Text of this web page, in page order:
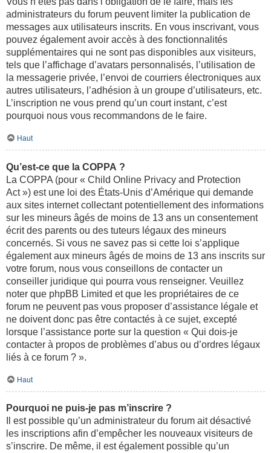
administrateurs du forum peuvent limiter la publication de
messages aux utilisateurs inscrits. En vous inscrivant, vous
pouvez également avoir accès à des fonctionnalités
supplémentaires qui ne sont pas disponibles aux visiteurs,
tels que l’affichage d’avatars personnalisés, l’utilisation de
la messagerie privée, l’envoi de courriers électroniques aux
autres utilisateurs, l’adhésion à un groupe d’utilisateurs, etc.
L’inscription ne vous prend qu’un court instant, c’est
pourquoi nous vous recommandons de le faire.
Haut
Qu’est-ce que la COPPA ?
La COPPA (pour « Child Online Privacy and Protection
Act ») est une loi des États-Unis d’Amérique qui demande
aux sites internet collectant potentiellement des informations
sur les mineurs âgés de moins de 13 ans un consentement
écrit des parents ou des tuteurs légaux des mineurs
concernés. Si vous ne savez pas si cette loi s’applique
également aux mineurs âgés de moins de 13 ans inscrits sur
votre forum, nous vous conseillons de contacter un
conseiller juridique qui pourra vous renseigner. Veuillez
noter que phpBB Limited et que les propriétaires de ce
forum ne peuvent pas vous proposer d’assistance légale et
ne doivent donc pas être contactés à ce sujet, excepté
lorsque l’assistance porte sur la question « Qui dois-je
contacter à propos de problèmes d’abus ou d’ordres légaux
liés à ce forum ? ».
Haut
Pourquoi ne puis-je pas m’inscrire ?
Il est possible qu’un administrateur du forum ait désactivé
les inscriptions afin d’empêcher les nouveaux visiteurs de
s’inscrire. De même, il est également possible qu’un